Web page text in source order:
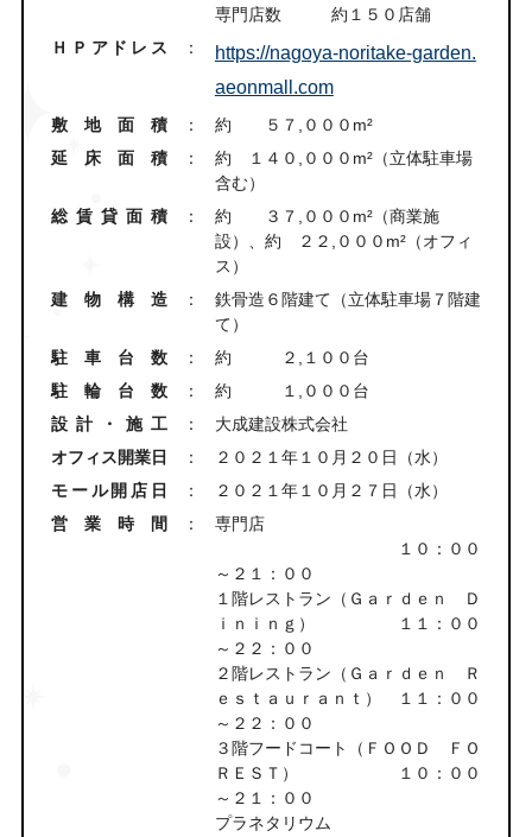
専門店数 約１５０店舗
ＨＰアドレス
：
https://nagoya-noritake-garden.
aeonmall.com
敷地面積 ：
約 ５７,０００m²
延床面積
：
約 １４０,０００m²（立体駐車場
含む）
総賃貸面積
：
約 ３７,０００m²（商業施
設）、約 ２２,０００m²（オフィ
ス）
建物構造
：
鉄骨造６階建て（立体駐車場７階建
て）
駐車台数
：
約 ２,１００台
駐輪台数
：
約 １,０００台
設計・施工
：
大成建設株式会社
オフィス開業日
：
２０２１年１０月２０日（水）
モール開店日
：
２０２１年１０月２７日（水）
営業時間
：
専門店
１０：００
～２１：００
１階レストラン（Ｇａｒｄｅｎ Ｄ
ｉｎｉｎｇ） １１：００
～２２：００
２階レストラン（Ｇａｒｄｅｎ Ｒ
ｅｓｔａｕｒａｎｔ） １１：００
～２２：００
３階フードコート（ＦＯＯＤ ＦＯ
ＲＥＳＴ） １０：００
～２１：００
プラネタリウム